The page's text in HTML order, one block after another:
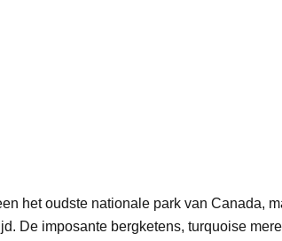
het oudste nationale park van Canada,
De imposante bergketens, turquoise